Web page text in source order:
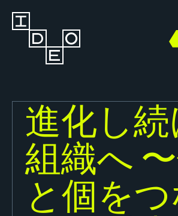
進化し続
組織へ
と個をつ